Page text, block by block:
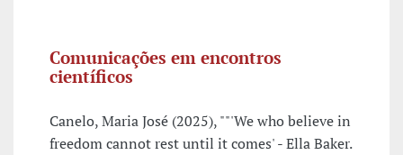
Comunicações em encontros
científicos
Canelo, Maria José (2025), ""'We who believe in
freedom cannot rest until it comes' - Ella Baker.